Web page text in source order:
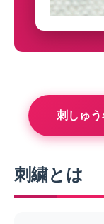
刺しゅ
刺繍とは